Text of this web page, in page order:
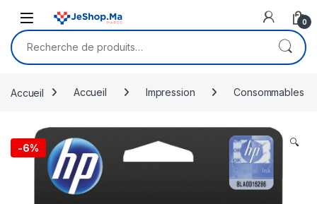
0
Recherche pour :
Accueil Accueil Impression Consommables
-6% 🔍